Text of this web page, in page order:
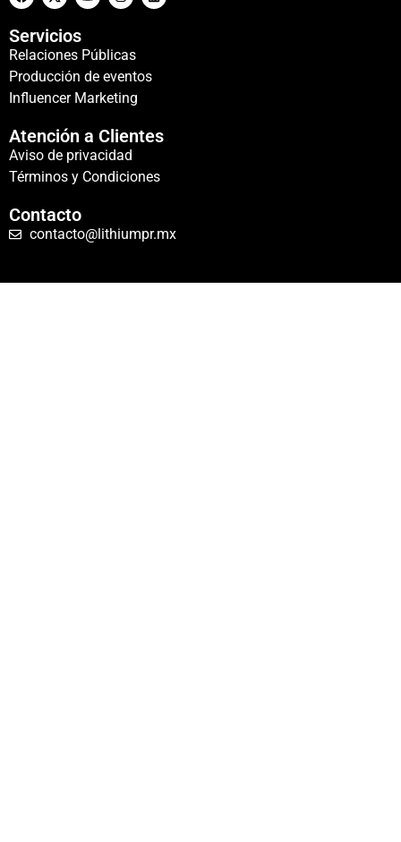
Servicios
Relaciones Públicas
Producción de eventos
Influencer Marketing
Atención a Clientes
Aviso de privacidad
Términos y Condiciones
Contacto
contacto@lithiumpr.mx